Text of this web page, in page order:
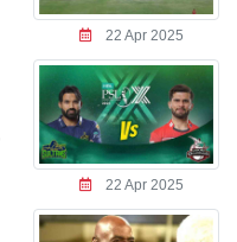
22 Apr 2025
22 Apr 2025